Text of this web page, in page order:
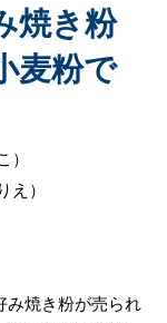
焼き粉
麦粉で
）
え）
み焼き粉が売られ